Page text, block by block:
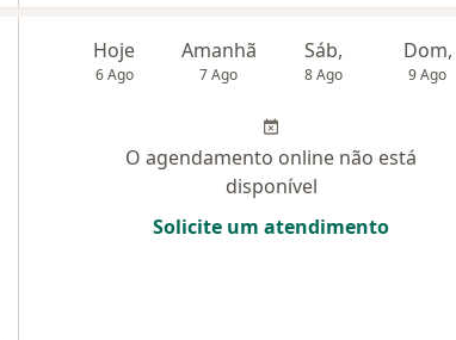
Hoje
6 Ago
Amanhã
7 Ago
Sáb,
8 Ago
Dom,
9 Ago
O agendamento online não está
disponível
Solicite um atendimento